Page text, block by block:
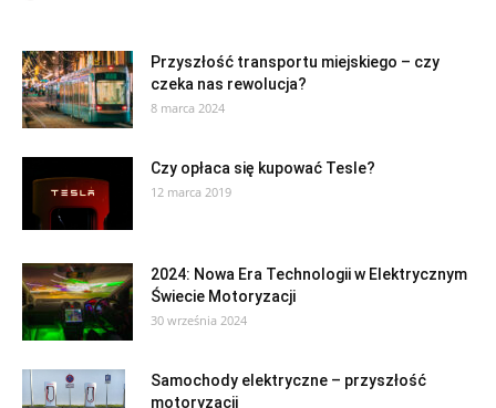
Przyszłość transportu miejskiego – czy
czeka nas rewolucja?
8 marca 2024
Czy opłaca się kupować Tesle?
12 marca 2019
2024: Nowa Era Technologii w Elektrycznym
Świecie Motoryzacji
30 września 2024
Samochody elektryczne – przyszłość
motoryzacji